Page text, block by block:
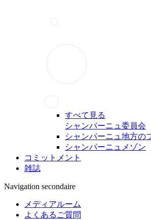
すべて見る
シャンパーニュ委員会
シャンパーニュ地方の
シャンパーニュメゾン
コミットメント
雑誌
Navigation secondaire
メディアルーム
よくあるご質問